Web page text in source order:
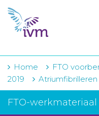
VMI
FTO voorbereiding
IVM-academie
Zorginstellingen
Voorschrijfgedrag
Home FTO
2019
Atriumfibrilleren
FTO-werkmateriaal